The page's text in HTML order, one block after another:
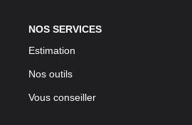
NOS SERVICES
Estimation
Nos outils
Vous conseiller